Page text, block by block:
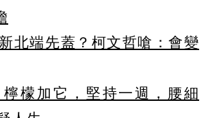
北端先蓋？柯文哲嗆：會變
檬加它，堅持一週，腰細